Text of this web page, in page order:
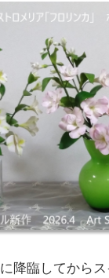
降臨してから